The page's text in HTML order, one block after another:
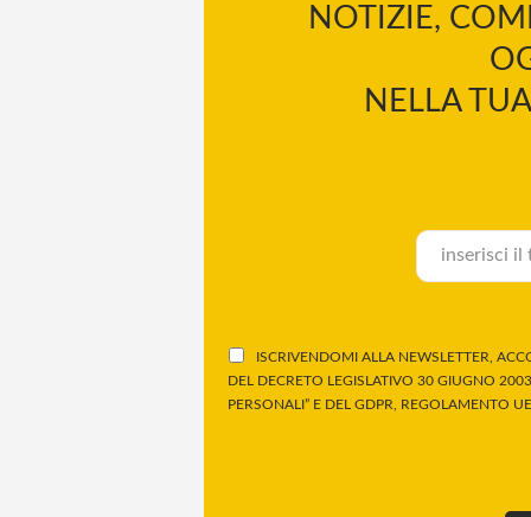
NOTIZIE,
NELLA
ISCRIVENDOMI ALLA NEWSLETTER,
DEL DECRETO LEGISLATIVO 30 GIUGNO
PERSONALI” E DEL GDPR, REGOLAMENTO